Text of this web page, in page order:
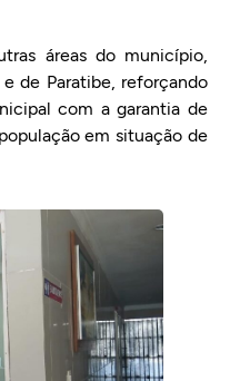
áreas do município,
de Paratibe, reforçando
com a garantia de
em situação de